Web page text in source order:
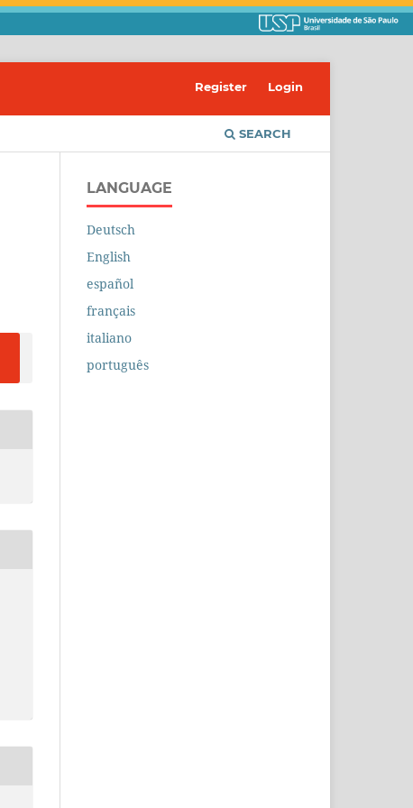
SEARCH
Register Login
LANGUAGE
Deutsch
English
español
français
italiano
português